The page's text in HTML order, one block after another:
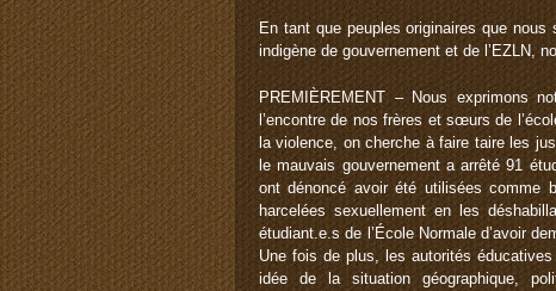
En tant que peuples originaires que nous
indigène de gouvernement et de l’EZLN,
PREMIÈREMENT – Nous exprimons
l’encontre de nos frères et sœurs de
la violence, on cherche à faire taire les
le mauvais gouvernement a arrêté 91
ont dénoncé avoir été utilisées comme
harcelées sexuellement en les
étudiant.e.s de l’École Normale d’avoir
Une fois de plus, les autorités éducatives
idée de la situation géographique,